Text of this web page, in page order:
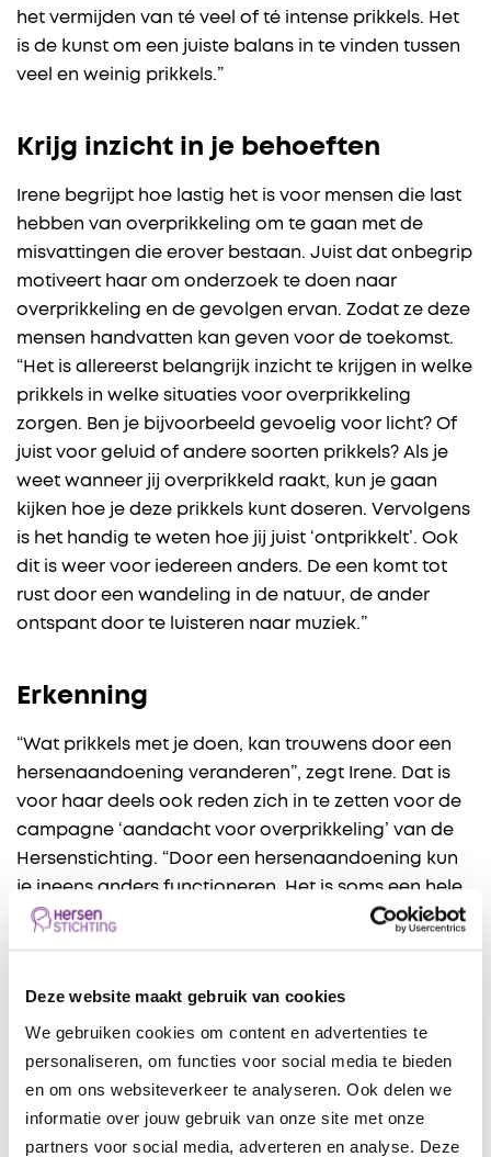
Deze website maakt gebruik van cookies
We gebruiken cookies om content en advertenties te
personaliseren, om functies voor social media te bieden
en om ons websiteverkeer te analyseren. Ook delen we
informatie over jouw gebruik van onze site met onze
partners voor social media, adverteren en analyse. Deze
het vermijden van té veel of té intense prikkels. Het
is de kunst om een juiste balans in te vinden tussen
veel en weinig prikkels.”
Krijg inzicht in je behoeften
Irene begrijpt hoe lastig het is voor mensen die last
hebben van overprikkeling om te gaan met de
misvattingen die erover bestaan. Juist dat onbegrip
motiveert haar om onderzoek te doen naar
overprikkeling en de gevolgen ervan. Zodat ze deze
mensen handvatten kan geven voor de toekomst.
“Het is allereerst belangrijk inzicht te krijgen in welke
prikkels in welke situaties voor overprikkeling
zorgen. Ben je bijvoorbeeld gevoelig voor licht? Of
juist voor geluid of andere soorten prikkels? Als je
weet wanneer jij overprikkeld raakt, kun je gaan
kijken hoe je deze prikkels kunt doseren. Vervolgens
is het handig te weten hoe jij juist ‘ontprikkelt’. Ook
dit is weer voor iedereen anders. De een komt tot
rust door een wandeling in de natuur, de ander
ontspant door te luisteren naar muziek.”
Erkenning
“Wat prikkels met je doen, kan trouwens door een
hersenaandoening veranderen”, zegt Irene. Dat is
voor haar deels ook reden zich in te zetten voor de
campagne ‘aandacht voor overprikkeling’ van de
Hersenstichting. “Door een hersenaandoening kun
je ineens anders functioneren. Het is soms een hele
zoektocht voor iemand om weer een weg te vinden
Het krijgen van erkenning en begrip van mensen in
je omgeving is heel belangrijk. Het kan je helpen om
te blijven zoeken naar een manier van omgaan met
de gevolgen van een hersenaandoening.”